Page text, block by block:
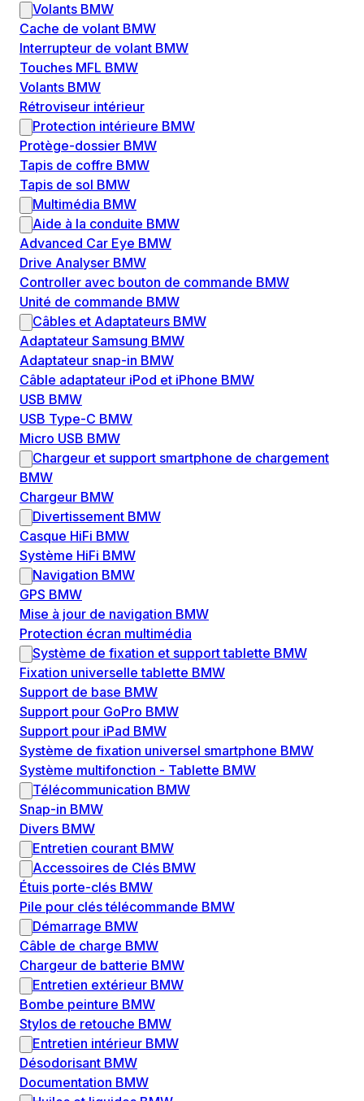
Volants BMW
Cache de volant BMW
Interrupteur de volant BMW
Touches MFL BMW
Volants BMW
Rétroviseur intérieur
Protection intérieure BMW
Protège-dossier BMW
Tapis de coffre BMW
Tapis de sol BMW
Multimédia BMW
Aide à la conduite BMW
Advanced Car Eye BMW
Drive Analyser BMW
Controller avec bouton de commande BMW
Unité de commande BMW
Câbles et Adaptateurs BMW
Adaptateur Samsung BMW
Adaptateur snap-in BMW
Câble adaptateur iPod et iPhone BMW
USB BMW
USB Type-C BMW
Micro USB BMW
Chargeur et support smartphone de chargement
BMW
Chargeur BMW
Divertissement BMW
Casque HiFi BMW
Système HiFi BMW
Navigation BMW
GPS BMW
Mise à jour de navigation BMW
Protection écran multimédia
Système de fixation et support tablette BMW
Fixation universelle tablette BMW
Support de base BMW
Support pour GoPro BMW
Support pour iPad BMW
Système de fixation universel smartphone BMW
Système multifonction - Tablette BMW
Télécommunication BMW
Snap-in BMW
Divers BMW
Entretien courant BMW
Accessoires de Clés BMW
Étuis porte-clés BMW
Pile pour clés télécommande BMW
Démarrage BMW
Câble de charge BMW
Chargeur de batterie BMW
Entretien extérieur BMW
Bombe peinture BMW
Stylos de retouche BMW
Entretien intérieur BMW
Désodorisant BMW
Documentation BMW